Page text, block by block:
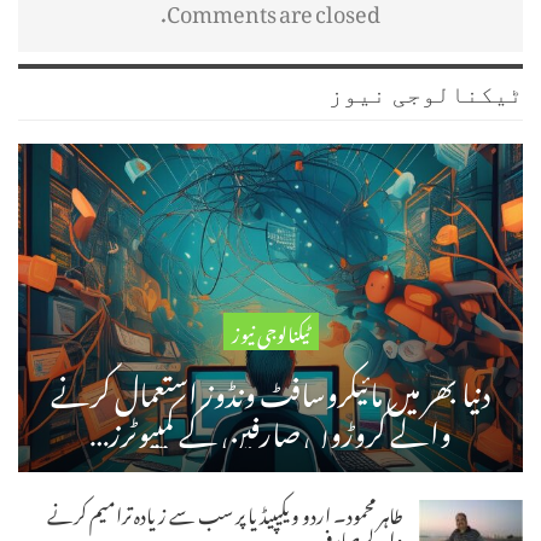
ٹیکنالوجی نیوز
ٹیکنالوجی نیوز
دنیا بھر میں مائیکروسافٹ ونڈوز استعمال کرنے
والے کروڑوں صارفین کے کمپیوٹرز…
طاہر محمود۔ اردو ویکیپیڈیا پر سب سے زیادہ ترامیم کرنے